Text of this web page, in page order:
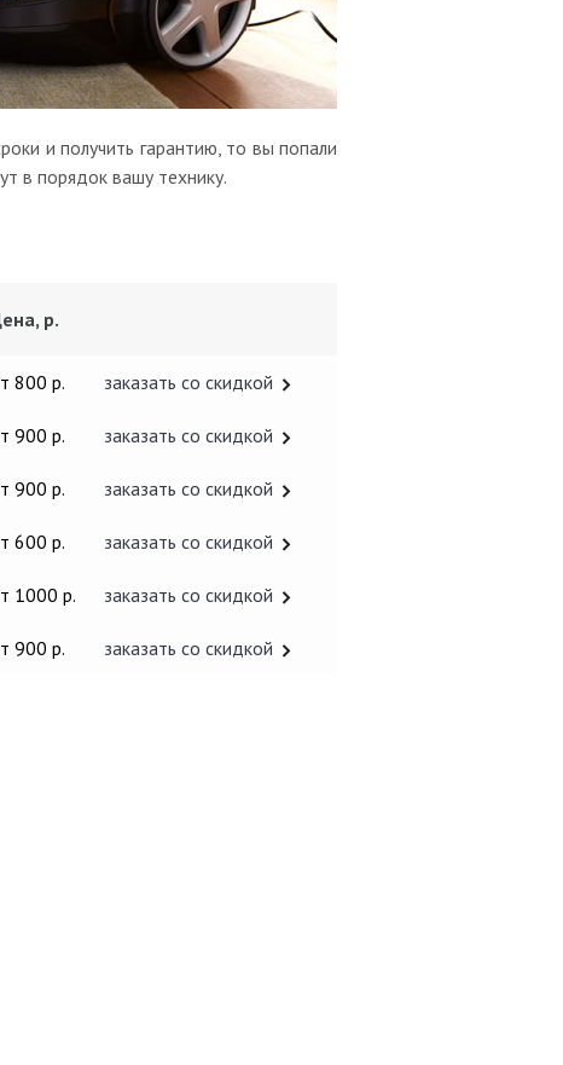
и получить гарантию, то вы попали
в порядок вашу технику.
р.
800 р. заказать со скидкой
900 р. заказать со скидкой
900 р. заказать со скидкой
600 р. заказать со скидкой
1000 р. заказать со скидкой
900 р. заказать со скидкой